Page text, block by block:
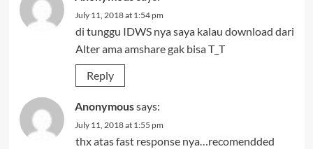
July 11, 2018 at 1:54 pm
di tunggu IDWS nya saya kalau download dari
Alter ama amshare gak bisa T_T
Reply
Anonymoussays:
July 11, 2018 at 1:55 pm
thx atas fast response nya…recomendded